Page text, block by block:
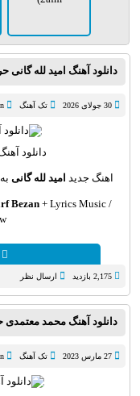
دانلود آهنگ امید لله گانی
30 جولای 2026 تک آهنگ
دانلود
اهنگ جدید امید لله گانی
Bezan+ Lyrics Music /
2,175 بازدید ارسال نظر
دانلود آهنگ محمد
27 مارس 2023 تک آهنگ